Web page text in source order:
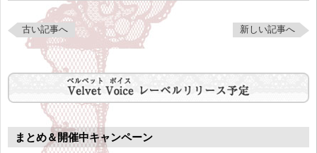
古い記事へ 新しい記事へ
まとめ＆開催中キャンペーン